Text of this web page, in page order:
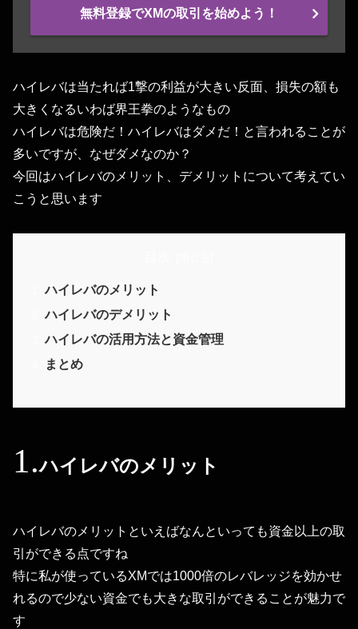
無料登録でXMの取引を始めよう！
ハイレバは当たれば1撃の利益が大きい反面、損失の額も
大きくなるいわば界王拳のようなもの
ハイレバは危険だ！ハイレバはダメだ！と言われることが
多いですが、なぜダメなのか？
今回はハイレバのメリット、デメリットについて考えてい
こうと思います
ハイレバのメリット
ハイレバのデメリット
ハイレバの活用方法と資金管理
まとめ
ハイレバのメリット
ハイレバのメリットといえばなんといっても資金以上の取
引ができる点ですね
特に私が使っているXMでは1000倍のレバレッジを効かせ
れるので少ない資金でも大きな取引ができることが魅力で
す